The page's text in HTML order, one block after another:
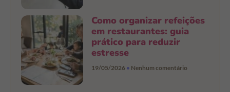
Como organizar refeições
em restaurantes: guia
prático para reduzir
estresse
19/05/2026 Nenhum comentário